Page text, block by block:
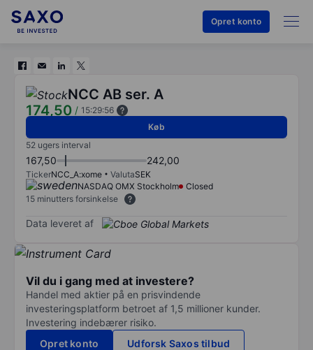
Opret konto
NCC AB ser. A
174,50 / 15:29:56
Køb
52 ugers interval
167,50 242,00
TickerNCC_A:xome ValutaSEK
NASDAQ OMX Stockholm
Closed
15 minutters forsinkelse
Data leveret af
Vil du i gang med at investere?
Handel med aktier på en prisvindende
investeringsplatform betroet af 1,5 millioner kunder.
Investering indebærer risiko.
Opret konto
Udforsk Saxos tilbud